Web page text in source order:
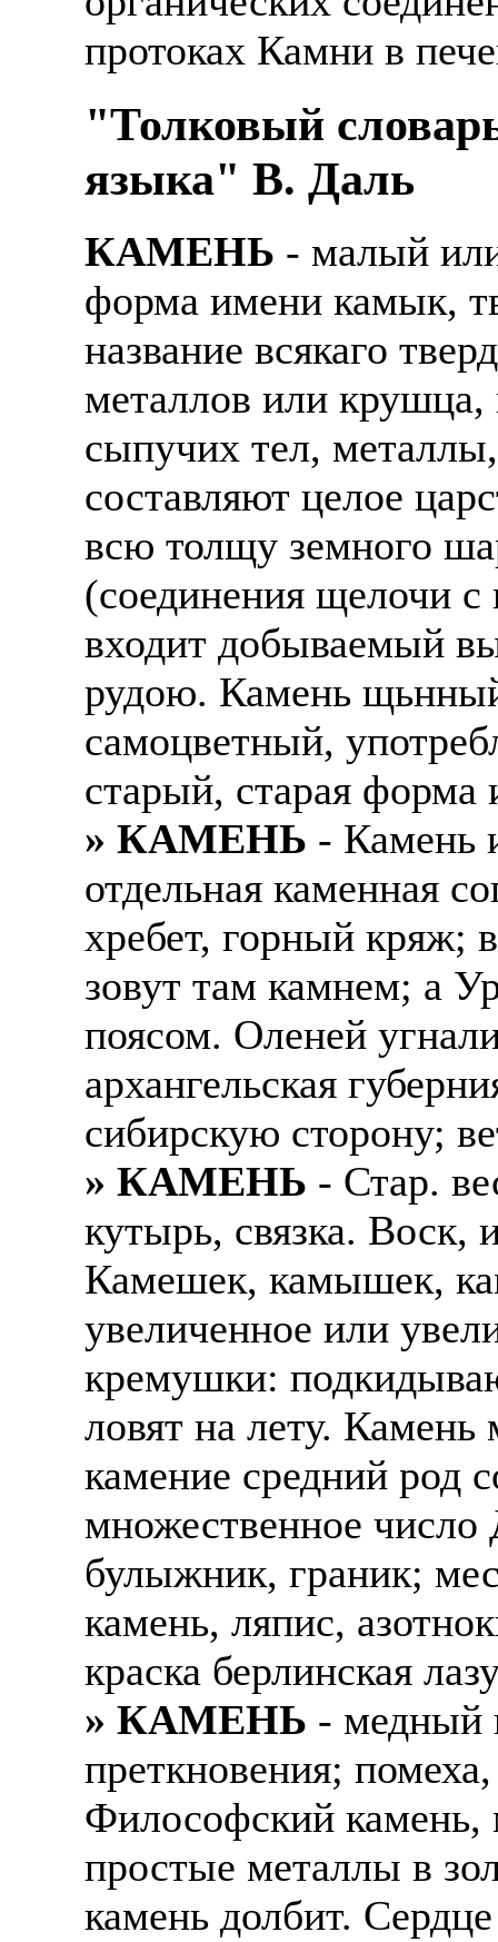
протоках Камни в
"Толковый
языка" В. Даль
КАМЕНЬ - малый
форма имени камык,
название всякаго
металлов или крушца,
сыпучих тел,
составляют целое
всю толщу земного
(соединения щелочи с
входит добываемый
рудою. Камень
самоцветный,
старый, старая форма
» КАМЕНЬ - Камень
отдельная каменная
хребет, горный кряж;
зовут там камнем; а
поясом. Оленей
архангельская
сибирскую сторону;
» КАМЕНЬ - Стар.
кутырь, связка. Воск,
Камешек, камышек,
увеличенное или
кремушки:
ловят на лету.
камение средний род
множественное число
булыжник, граник;
камень, ляпис,
краска берлинская
» КАМЕНЬ - медный
преткновения;
Философский камень,
простые металлы в
камень долбит.